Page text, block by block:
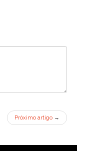
Próximo artigo →